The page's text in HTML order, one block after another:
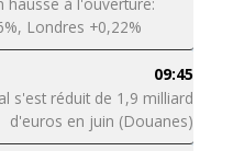
Londres +0,22%
09:45
s'est réduit de 1,9 milliard
d'euros en juin (Douanes)